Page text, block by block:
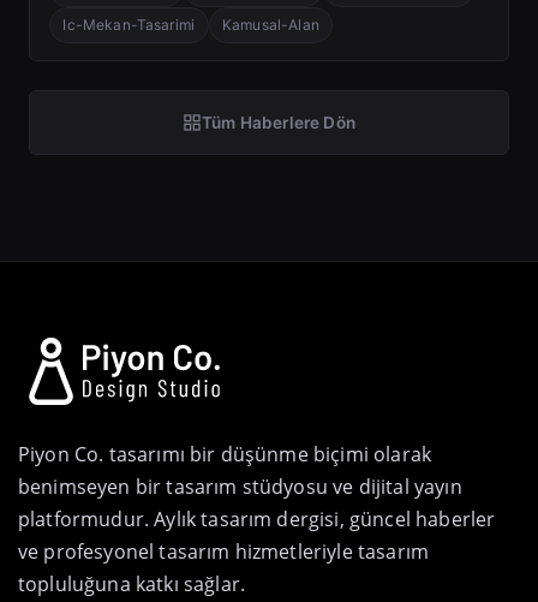
Ic-Mekan-Tasarimi
Kamusal-Alan
Tüm Haberlere Dön
Piyon Co. tasarımı bir düşünme biçimi olarak
benimseyen bir tasarım stüdyosu ve dijital yayın
platformudur. Aylık tasarım dergisi, güncel haberler
ve profesyonel tasarım hizmetleriyle tasarım
topluluğuna katkı sağlar.